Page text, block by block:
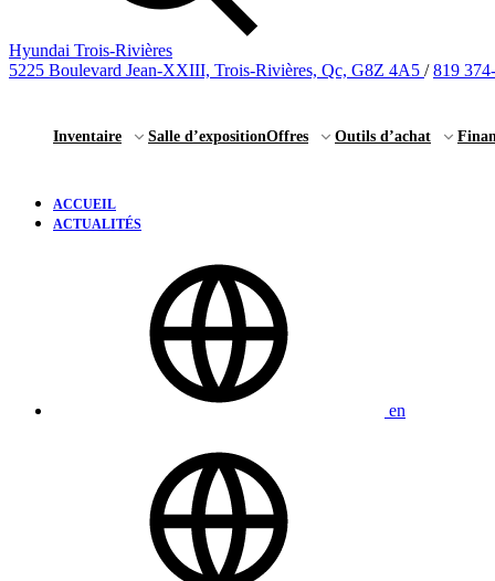
Hyundai Trois-Rivières
5225 Boulevard Jean-XXIII, Trois-Rivières, Qc, G8Z 4A5 / 819
Inventaire Salle d’expositionOffres Outils d’achat
ACCUEIL
ACTUALITÉS
en